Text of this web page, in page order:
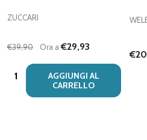
ZUCCARI
€39,90 Ora a€29,93
Quantità:
AGGIUNGI AL
CARRELLO